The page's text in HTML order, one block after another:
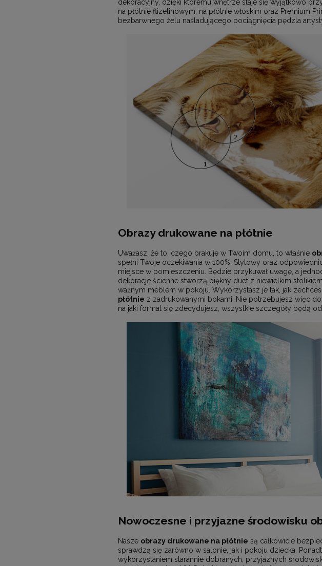
dekoracyjny, dzięki któremu wnętrze staje się wyjątkowo
na płótnie flizelinowym, na płótnie włoskim oraz Premium
bezbarwnego żelu naśladującego pociągnięcia pędzla
Obrazy drukowane na płótnie
Uważasz, że to, czego brakuje w Twoim domu, to właśnie
spełni Twoje oczekiwania w 100%. Stylowy oraz
miejsce w pomieszczeniu. Będzie przykuwał uwagę, a
dekoracje ścienne stworzą piękny duet z niewielkim
ważnym meblem w pokoju. Wykorzystasz je tak, jak
płótnie z zadrukowanymi bokami. Nie potrzebujesz więc
na jaki format się zdecydujesz, wszystkie szczegóły będą
Nowoczesne i przyjazne środowisku
Nasze obrazy drukowane na płótnie są całkowicie
sprawdzą się zarówno w salonie, jak i pokoju dziecka.
wykorzystaniem starannie dobranych, przyjaznych